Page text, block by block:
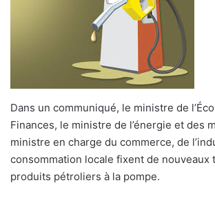
Dans un communiqué, le ministre de
Finances, le ministre de l’énergie et des
ministre en charge du commerce, de
consommation locale fixent de nouveaux
produits pétroliers à la pompe.